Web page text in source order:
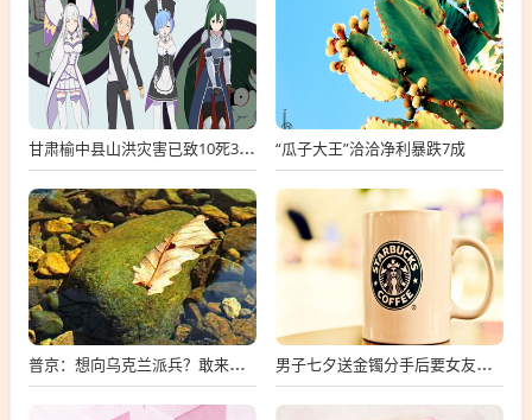
甘肃榆中县山洪灾害已致10死33失联 “瓜子大王”洽洽净利暴跌7成
普京：想向乌克兰派兵？敢来就打，普京，敢派兵到乌克兰，将面临严厉反击 男子七夕送金镯分手后要女友还钱